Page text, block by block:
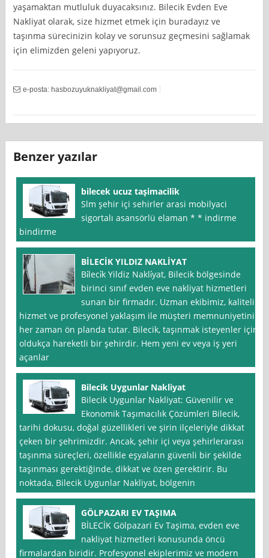
yaşamaktan mutluluk duyacaksınız. Bilecik Evden Eve
Nakliyat olarak, size hizmet etmek için buradayız ve
taşınma sürecinizin kolay ve sorunsuz geçmesini sağlamak
için elimizden geleni yapıyoruz.
e-posta: hasbozuyuknakliyat@gmail.com
Benzer yazılar
bilecek ucuz taşimacilik
Slm şehir içi sehirler arasi mobilyaci
sigortalı asansörlü elaman * * indirme
bindirme
BİLECİK YILDIZ NAKLİYAT
Bi̇leci̇k Yildiz Nakli̇yat, Bilecik bölgesinde
birinci sınıf evden eve nakliyat hizmetleri
sunan bir firmadır. Uzman ekibimiz, kaliteli
hizmet ve profesyonel yaklaşım ile müşteri memnuniyetini
her zaman ön planda tutar. Bilecik, taşınmak isteyenler için
oldukça hareketli bir şehirdir. Hem yeni ev veya iş yeri
açanlar
Bilecik Uygunlar Nakliyat
Bilecik Uygunlar Nakliyat: Güvenilir ve
Ekonomik Taşımacılık Çözümleri Bilecik,
tarihi dokusu, doğal güzellikleri ve şirin ilçeleriyle dikkat
çeken bir şehrimizdir. Ancak, şehir içi veya şehirlerarası
taşınma süreçleri, özellikle eşyaların güvenli bir şekilde
taşınması gerektiğinde, dikkat ve özen gerektirir. Bu
noktada, Bilecik Uygunlar Nakliyat, bölgenin
GÖLPAZARI EV TAŞIMA
BİLECİK Gölpazari Ev Taşima, evden eve
nakliyat hizmetleri konusunda öncü
firmalardan biridir. Profesyonel ekiplerimiz ve modern